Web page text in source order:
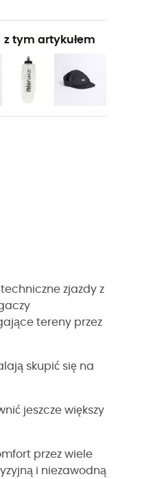
tym artykułem
zjazdy z
tereny przez
skupić się na
jeszcze większy
przez wiele
i niezawodną